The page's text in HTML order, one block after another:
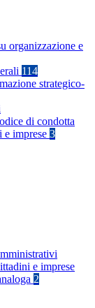
organizzazione e
114
strategico-
di condotta
imprese 3
e imprese
2